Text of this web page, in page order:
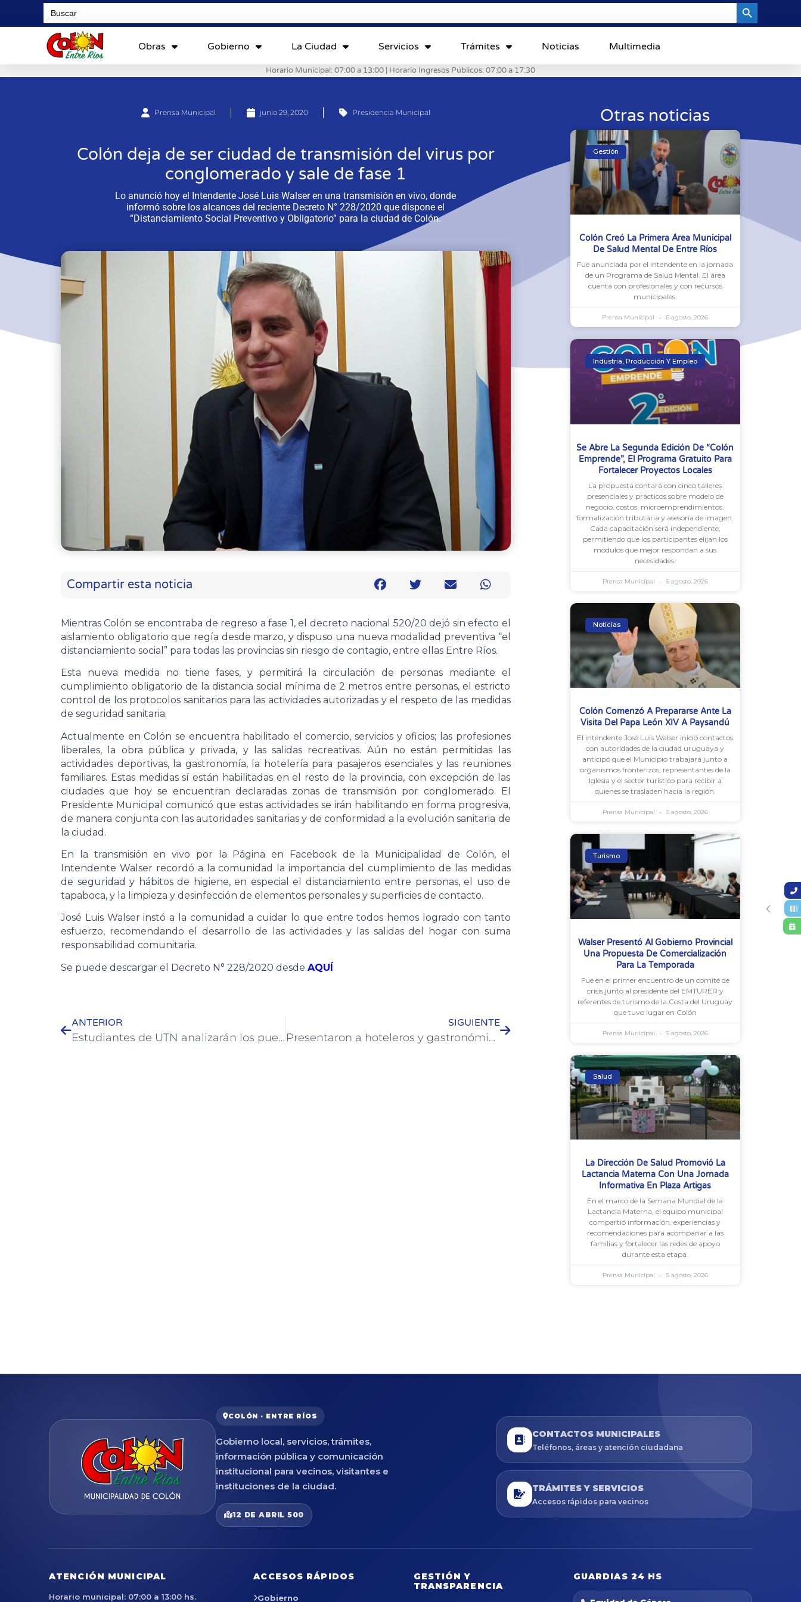
Search
for:
Obras Gobierno La Ciudad Servicios Trámites Noticias Multimedia
Horario Municipal: 07:00 a 13:00 | Horario Ingresos Públicos: 07:00 a 17:30
Prensa Municipal junio 29, 2020 Presidencia Municipal
Colón deja de ser ciudad de transmisión del virus por
conglomerado y sale de fase 1
Lo anunció hoy el Intendente José Luis Walser en una transmisión en vivo, donde
informó sobre los alcances del reciente Decreto N° 228/2020 que dispone el
“Distanciamiento Social Preventivo y Obligatorio” para la ciudad de Colón.
Compartir esta noticia
Mientras Colón se encontraba de regreso a fase 1, el decreto nacional 520/20 dejó sin efecto el
aislamiento obligatorio que regía desde marzo, y dispuso una nueva modalidad preventiva “el
distanciamiento social” para todas las provincias sin riesgo de contagio, entre ellas Entre Ríos.
Esta nueva medida no tiene fases, y permitirá la circulación de personas mediante el
cumplimiento obligatorio de la distancia social mínima de 2 metros entre personas, el estricto
control de los protocolos sanitarios para las actividades autorizadas y el respeto de las medidas
de seguridad sanitaria.
Actualmente en Colón se encuentra habilitado el comercio, servicios y oficios; las profesiones
liberales, la obra pública y privada, y las salidas recreativas. Aún no están permitidas las
actividades deportivas, la gastronomía, la hotelería para pasajeros esenciales y las reuniones
familiares. Estas medidas sí están habilitadas en el resto de la provincia, con excepción de las
ciudades que hoy se encuentran declaradas zonas de transmisión por conglomerado. El
Presidente Municipal comunicó que estas actividades se irán habilitando en forma progresiva,
de manera conjunta con las autoridades sanitarias y de conformidad a la evolución sanitaria de
la ciudad.
En la transmisión en vivo por la Página en Facebook de la Municipalidad de Colón, el
Intendente Walser recordó a la comunidad la importancia del cumplimiento de las medidas
de seguridad y hábitos de higiene, en especial el distanciamiento entre personas, el uso de
tapaboca, y la limpieza y desinfección de elementos personales y superficies de contacto.
José Luis Walser instó a la comunidad a cuidar lo que entre todos hemos logrado con tanto
esfuerzo, recomendando el desarrollo de las actividades y las salidas del hogar con suma
responsabilidad comunitaria.
Se puede descargar el Decreto N° 228/2020 desde AQUÍ
ANTERIOR
Estudiantes de UTN analizarán los puestos y perfiles de los empleados municipales
SIGUIENTE
Presentaron a hoteleros y gastronómicos encuestas y proyecciones de reactivación
Otras noticias
Gestión
Colón Creó La Primera Área Municipal
De Salud Mental De Entre Ríos
Fue anunciada por el intendente en la jornada
de un Programa de Salud Mental. El área
cuenta con profesionales y con recursos
municipales.
Prensa Municipal 6 agosto, 2026
Industria, Producción Y Empleo
Se Abre La Segunda Edición De “Colón
Emprende”, El Programa Gratuito Para
Fortalecer Proyectos Locales
La propuesta contará con cinco talleres
presenciales y prácticos sobre modelo de
negocio, costos, microemprendimientos,
formalización tributaria y asesoría de imagen.
Cada capacitación será independiente,
permitiendo que los participantes elijan los
módulos que mejor respondan a sus
necesidades.
Prensa Municipal 5 agosto, 2026
Noticias
Colón Comenzó A Prepararse Ante La
Visita Del Papa León XIV A Paysandú
El intendente José Luis Walser inició contactos
con autoridades de la ciudad uruguaya y
anticipó que el Municipio trabajará junto a
organismos fronterizos, representantes de la
Iglesia y el sector turístico para recibir a
quienes se trasladen hacia la región.
Prensa Municipal 5 agosto, 2026
Turismo
Walser Presentó Al Gobierno Provincial
Una Propuesta De Comercialización
Para La Temporada
Fue en el primer encuentro de un comité de
crisis junto al presidente del EMTURER y
referentes de turismo de la Costa del Uruguay
que tuvo lugar en Colón
Prensa Municipal 5 agosto, 2026
Salud
La Dirección De Salud Promovió La
Lactancia Materna Con Una Jornada
Informativa En Plaza Artigas
En el marco de la Semana Mundial de la
Lactancia Materna, el equipo municipal
compartió información, experiencias y
recomendaciones para acompañar a las
familias y fortalecer las redes de apoyo
durante esta etapa.
Prensa Municipal 5 agosto, 2026
COLÓN · ENTRE RÍOS
Gobierno local, servicios, trámites,
información pública y comunicación
institucional para vecinos, visitantes e
instituciones de la ciudad.
12 DE ABRIL 500
CONTACTOS MUNICIPALES
Teléfonos, áreas y atención ciudadana
TRÁMITES Y SERVICIOS
Accesos rápidos para vecinos
ATENCIÓN MUNICIPAL
Horario municipal: 07:00 a 13:00 hs.
ACCESOS RÁPIDOS
Gobierno
GESTIÓN Y
TRANSPARENCIA
GUARDIAS 24 HS